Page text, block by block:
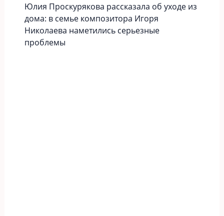
Юлия Проскурякова рассказала об уходе из
дома: в семье композитора Игоря
Николаева наметились серьезные
проблемы